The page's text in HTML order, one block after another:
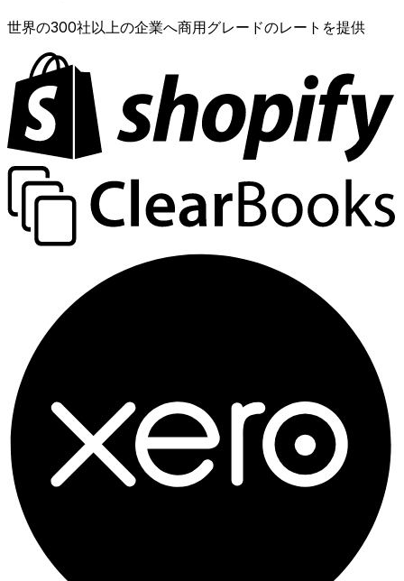
世界の300社以上の企業へ商用グレードのレートを提供